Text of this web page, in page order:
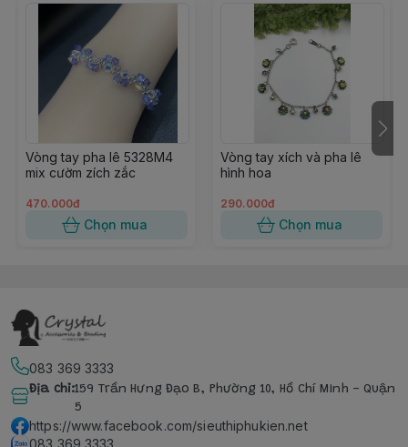
Vòng tay pha lê 5328M4
mix cườm zích zắc
470.000đ
Chọn mua
Vòng tay xích và pha lê
hình hoa
290.000đ
Chọn mua
083 369 3333
Địa chỉ:159 Trần Hưng Đạo B, Phường 10, Hồ Chí Minh - Quận
5
https://www.facebook.com/sieuthiphukien.net
083 369 3333